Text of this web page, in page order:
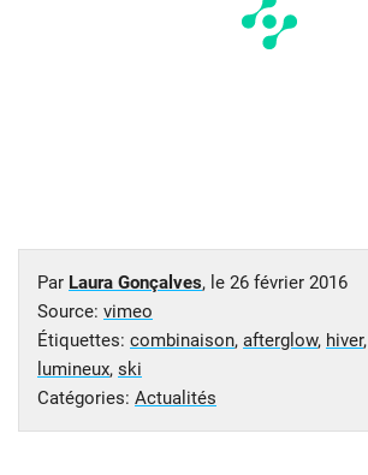
Par Laura Gonçalves, le 26 février 2016
Source: vimeo
Étiquettes: combinaison, afterglow, hiver,
lumineux, ski
Catégories: Actualités